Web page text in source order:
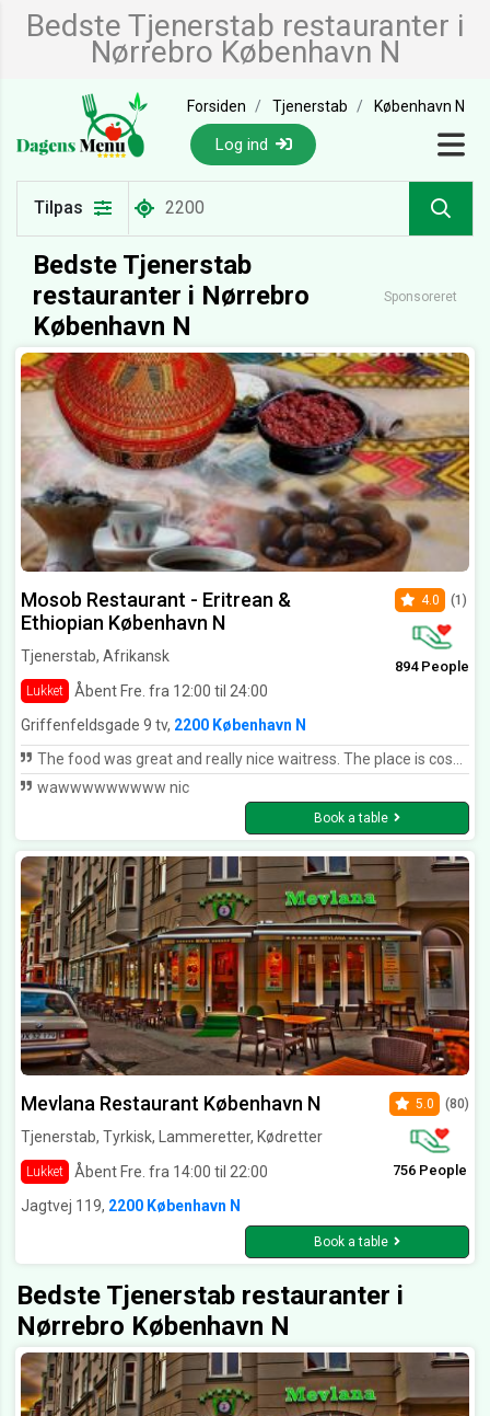
Bedste Tjenerstab restauranter i
Nørrebro København N
Forsiden Tjenerstab København N
Log ind
Tilpas
Bedste Tjenerstab
restauranter i Nørrebro
København N
Sponsoreret
Mosob Restaurant - Eritrean &
Ethiopian København N
Tjenerstab, Afrikansk
Lukket Åbent Fre. fra 12:00 til 24:00
4.0 (1)
894 People
Griffenfeldsgade 9 tv, 2200 København N
The food was great and really nice waitress. The place is cosy and we had a really nice time!
wawwwwwwwww nic
Book a table
Mevlana Restaurant København N
Tjenerstab, Tyrkisk, Lammeretter, Kødretter
Lukket Åbent Fre. fra 14:00 til 22:00
5.0 (80)
756 People
Jagtvej 119, 2200 København N
Book a table
Bedste Tjenerstab restauranter i
Nørrebro København N